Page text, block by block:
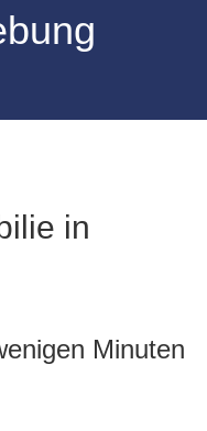
in
Minuten